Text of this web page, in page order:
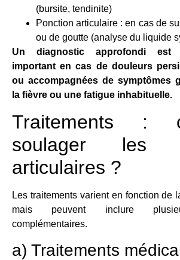
(bursite, tendinite)
Ponction articulaire : en cas de
ou de goutte (analyse du liquide
Un diagnostic approfondi est
important en cas de douleurs
ou accompagnées de symptômes
la fièvre ou une fatigue inhabituelle.
Traitements :
soulager les
articulaires ?
Les traitements varient en fonction de
mais peuvent inclure
complémentaires.
a) Traitements